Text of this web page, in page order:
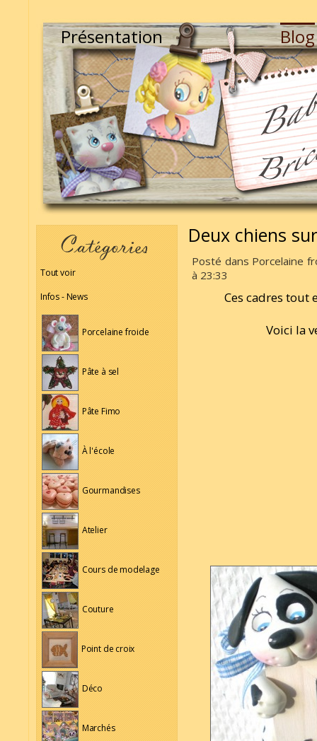
Présentation Blog
Tout voir
Infos - News
Porcelaine froide
Pâte à sel
Pâte Fimo
À l'école
Gourmandises
Atelier
Cours de modelage
Couture
Point de croix
Déco
Marchés
Deux chiens
Posté dans Porcelaine
à 23:33
Ces cadres tout
Voici la